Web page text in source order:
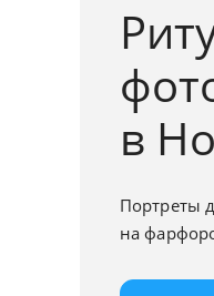
в
Портреты
на